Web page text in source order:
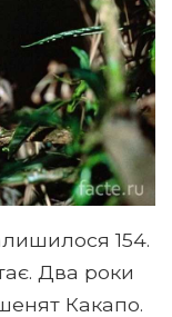
154.
Два роки
Какапо.